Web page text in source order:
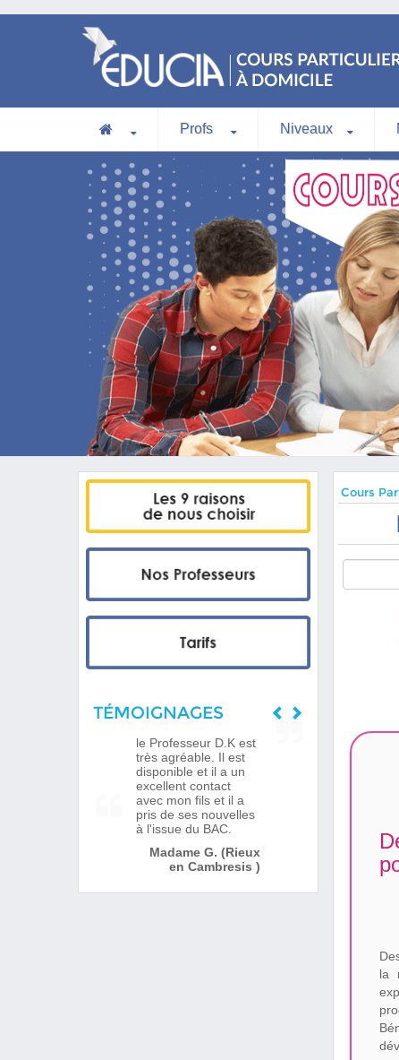
Profs Niveaux
TÉMOIGNAGES
le Professeur D.K est
très agréable. Il est
disponible et il a un
excellent contact
avec mon fils et il a
pris de ses nouvelles
à l'issue du BAC.
Madame G. (Rieux
en Cambresis )
Cours
la